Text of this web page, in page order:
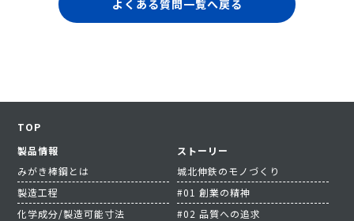
よくある質問一覧へ戻る
TOP
製品情報
みがき棒鋼とは
製造工程
化学成分/製造可能寸法
ストーリー
城北伸鉄のモノづくり
#01 創業の精神
#02 品質への追求